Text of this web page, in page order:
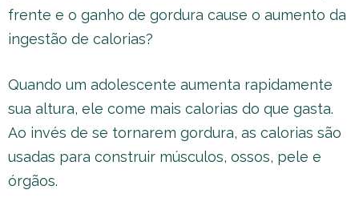
frente e o ganho de gordura cause o aumento da
ingestão de calorias?
Quando um adolescente aumenta rapidamente
sua altura, ele come mais calorias do que gasta.
Ao invés de se tornarem gordura, as calorias são
usadas para construir músculos, ossos, pele e
órgãos.